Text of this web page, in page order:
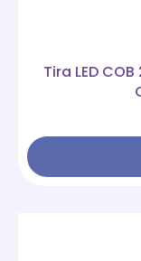
Tira LED